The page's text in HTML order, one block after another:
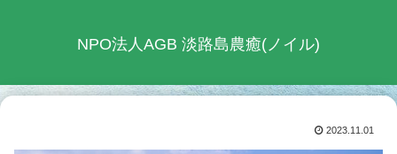
NPO法人AGB 淡路島農癒(ノイル)
2023.11.01